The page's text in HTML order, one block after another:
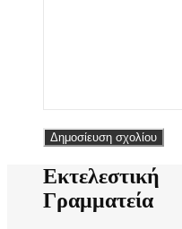
Εκτελεστική
Γραμματεία